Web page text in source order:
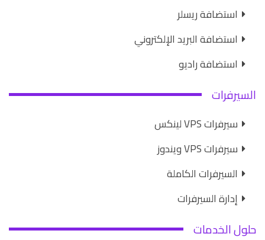
استضافة ريسلر
استضافة البريد الإلكتروني
استضافة راديو
السيرفرات
سيرفرات VPS لينكس
سيرفرات VPS ويندوز
السيرفرات الكاملة
إدارة السيرفرات
حلول الخدمات